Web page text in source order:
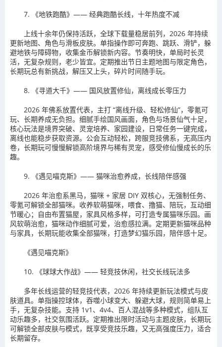
7. 《地铁跑酷》—— 经典跑酷长线，十年热度不减
上线十余年仍保持活跃，全球下载量稳居前列，2026 年持续
更新地图、角色与滑板皮肤。单指操作即可奔跑、跳跃、滑铲，躲
避地铁与障碍物，收集金币解锁新内容。节奏明快，单局时长灵
活，无复杂规则，老少皆宜。定期推出节日主题地图与限定角色，
长期玩总有新挑战，解压又上头，碎片时间随手玩。
8. 《寻道大千》—— 国风放置修仙，离线成长零压力
2026 年佛系放置代表，主打 “离线升级、轻松修仙”，零氪可
玩、长期养成无负担。细腻手绘国风画面，角色与场景仙气十足，
核心玩法是境界突破、灵宠培养、家园建设，日常任务一键完成，
离线也能稳步获取资源。公会互动轻松，跨服竞技佛系，无高压内
卷，长期玩可慢慢解锁高阶境界与稀有灵宠，感受修仙慢成长的乐
趣。
9. 《遇见喵克斯》—— 猫咪治愈养成，长线陪伴感强
2026 年治愈系黑马，猫咪 + 家居 DIY 双核心，无强制任务、
零氪可解锁全部猫咪。收养软萌猫咪，喂食、撸猫、陪玩，互动细
节暖心；自由布置猫屋，家具风格多样，可打造专属猫咪乐园。画
风软萌治愈，猫咪动作细腻可爱，治愈感拉满。定期更新猫咪品种
与家具，长期玩能收集全部猫咪，打造梦幻猫乐园，陪伴感十足。
《遇见喵克斯》
10. 《球球大作战》—— 轻竞技休闲，社交长线玩法多
多年长线运营的轻竞技代表，2026 年持续更新玩法模式与皮
肤道具。单指操控球体，吞噬小球变大、躲避大球，规则简单易上
手，无复杂技能。支持 1v1、4v4、百人混战等多种模式，组队互
动乐趣多，社交氛围活跃。定期推出限时活动与主题皮肤，长期玩
可解锁全部皮肤与模式，既享受竞技乐趣，又无高强度压力，适合
长期留存。